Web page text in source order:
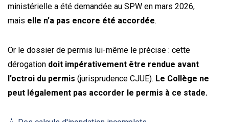
ministérielle a été demandée au SPW en mars 2026,
mais elle n'a pas encore été accordée.
Or le dossier de permis lui-même le précise : cette
dérogation doit impérativement être rendue avant
l'octroi du permis (jurisprudence CJUE). Le Collège ne
peut légalement pas accorder le permis à ce stade.